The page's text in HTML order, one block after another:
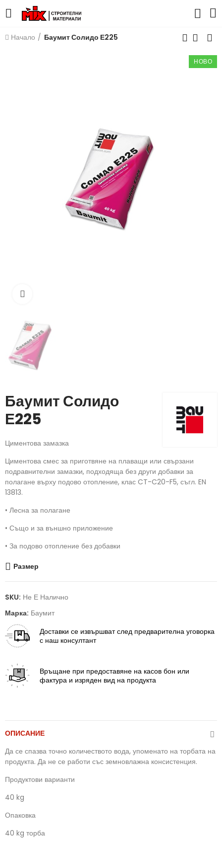
Начало Баумит Солидо Е225
НОВО
Баумит Солидо
Е225
Циментова замазка
Циментова смес за приготвяне на плаващи или свързани
подравнителни замазки, подходяща без други добавки за
полагане върху подово отопление, клас CT-C20-F5, съгл. EN
13813.
• Лесна за полагане
• Също и за външно приложение
• За подово отопление без добавки
Размер
SKU: Не Е Налично
Марка: Баумит
Доставки се извършват след предварителна уговорка
с наш консултант
Връщане при предоставяне на касов бон или
фактура и изряден вид на продукта
ОПИСАНИЕ
Да се спазва точно количеството вода, упоменато на торбата на
продукта. Да не се работи със земновлажна консистенция.
Продуктови варианти
40 kg
Опаковка
40 kg торба